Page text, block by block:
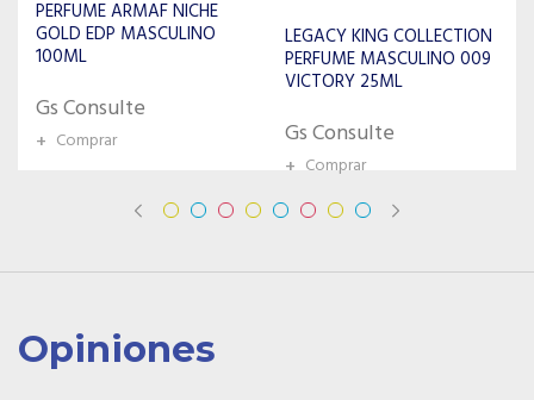
LEGACY KING COLLECTION
PERFUME MASCULINO 009
Gs Consulte
MASCULINO SPORT MEN
50ML
+ Comprar
Opiniones